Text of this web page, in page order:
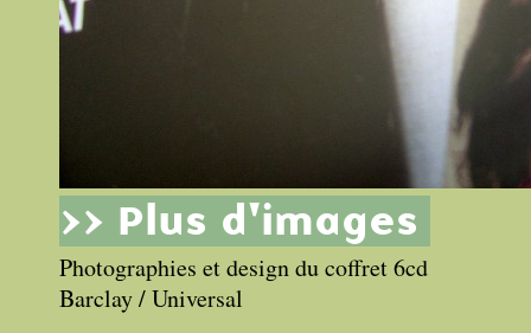
>> Plus d'images
Photographies et design du coffret 6cd
Barclay / Universal